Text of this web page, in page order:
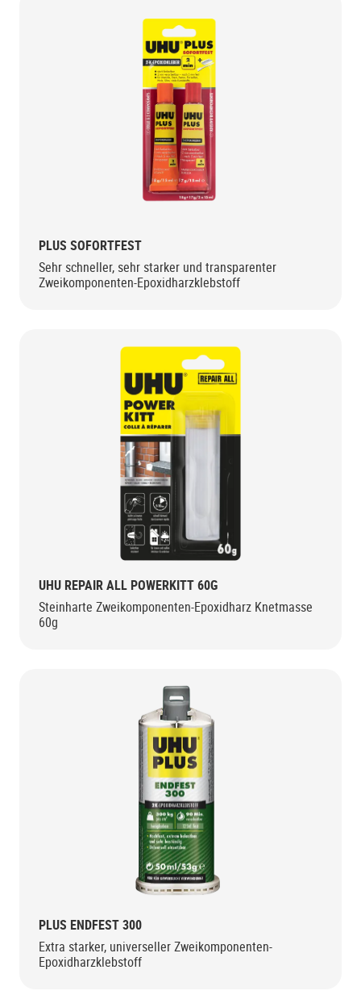
PLUS SOFORTFEST
Sehr schneller, sehr starker und transparenter
Zweikomponenten-Epoxidharzklebstoff
UHU REPAIR ALL POWERKITT 60G
Steinharte Zweikomponenten-Epoxidharz Knetmasse
60g
PLUS ENDFEST 300
Extra starker, universeller Zweikomponenten-
Epoxidharzklebstoff